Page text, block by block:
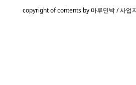
copyright of contents by 마루민박 / 사업